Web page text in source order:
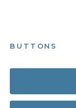
BUTTONS